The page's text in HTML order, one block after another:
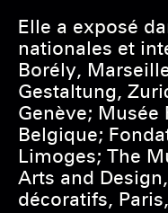
Elle a exposé
nationales et
Borély,
Gestaltung,
Genève;
Belgique;
Limoges; The
Arts and
décoratifs,